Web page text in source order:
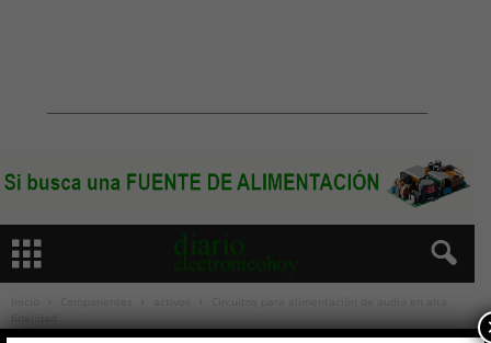
Componentes activos
Circuitos para alimentación de audio en alta
fidelidad